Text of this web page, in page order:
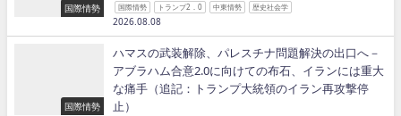
国際情勢 国際情勢 トランプ2．0 中東情勢 歴史社会学
2026.08.08
国際情勢
ハマスの武装解除、パレスチナ問題解決の出口へ－
アブラハム合意2.0に向けての布石、イランには重大
な痛手（追記：トランプ大統領のイラン再攻撃停
止）